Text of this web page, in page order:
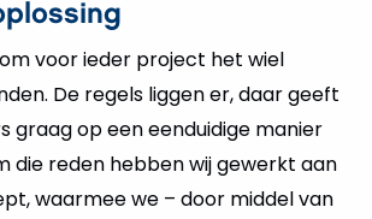
voor ieder project het wiel
De regels liggen er, daar geeft
graag op een eenduidige manier
die reden hebben wij gewerkt aan
waarmee we – door middel van